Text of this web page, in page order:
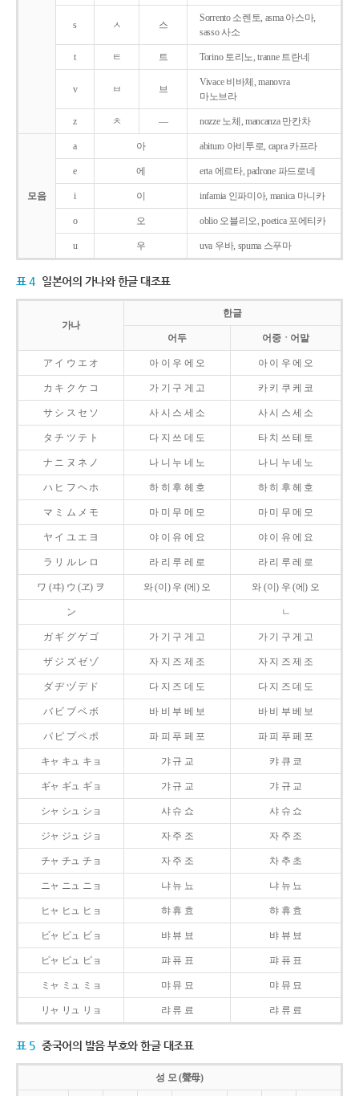
s ㅅ 스
Sorrento 소렌토, asma 아스마,
sasso 사소
t ㅌ 트 Torino 토리노, tranne 트란네
v ㅂ 브
Vivace 비바체, manovra
마노브라
z ㅊ ― nozze 노체, mancanza 만칸차
모음
a 아 abituro 아비투로, capra 카프라
e 에 erta 에르타, padrone 파드로네
i 이 infamia 인파미아, manica 마니카
o 오 oblio 오블리오, poetica 포에티카
u 우 uva 우바, spuma 스푸마
표 4 일본어의 가나와 한글 대조표
가나
한글
어두 어중ㆍ어말
ア イ ウ エ オ 아 이 우 에 오 아 이 우 에 오
カ キ ク ケ コ 가 기 구 게 고 카 키 쿠 케 코
サ シ ス セ ソ 사 시 스 세 소 사 시 스 세 소
タ チ ツ テ ト 다 지 쓰 데 도 타 치 쓰 테 토
ナ ニ ヌ ネ ノ 나 니 누 네 노 나 니 누 네 노
ハ ヒ フ ヘ ホ 하 히 후 헤 호 하 히 후 헤 호
マ ミ ム メ モ 마 미 무 메 모 마 미 무 메 모
ヤ イ ユ エ ヨ 야 이 유 에 요 야 이 유 에 요
ラ リ ル レ ロ 라 리 루 레 로 라 리 루 레 로
ワ (ヰ) ウ (ヱ) ヲ 와 (이) 우 (에) 오 와 (이) 우 (에) 오
ン ㄴ
ガ ギ グ ゲ ゴ 가 기 구 게 고 가 기 구 게 고
ザ ジ ズ ゼ ゾ 자 지 즈 제 조 자 지 즈 제 조
ダ ヂ ヅ デ ド 다 지 즈 데 도 다 지 즈 데 도
バ ビ ブ ベ ボ 바 비 부 베 보 바 비 부 베 보
パ ピ プ ペ ポ 파 피 푸 페 포 파 피 푸 페 포
キャ キュ キョ 갸 규 교 캬 큐 쿄
ギャ ギュ ギョ 갸 규 교 갸 규 교
シャ シュ ショ 샤 슈 쇼 샤 슈 쇼
ジャ ジュ ジョ 자 주 조 자 주 조
チャ チュ チョ 자 주 조 차 추 초
ニャ ニュ ニョ 냐 뉴 뇨 냐 뉴 뇨
ヒャ ヒュ ヒョ 햐 휴 효 햐 휴 효
ビャ ビュ ビョ 뱌 뷰 뵤 뱌 뷰 뵤
ピャ ピュ ピョ 퍄 퓨 표 퍄 퓨 표
ミャ ミュ ミョ 먀 뮤 묘 먀 뮤 묘
リャ リュ リョ 랴 류 료 랴 류 료
표 5 중국어의 발음 부호와 한글 대조표
성 모 (聲母)